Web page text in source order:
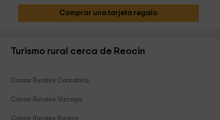
Comprar una tarjeta regalo
Turismo rural cerca de Reocin
Casas Rurales Cantabria
Casas Rurales Vizcaya